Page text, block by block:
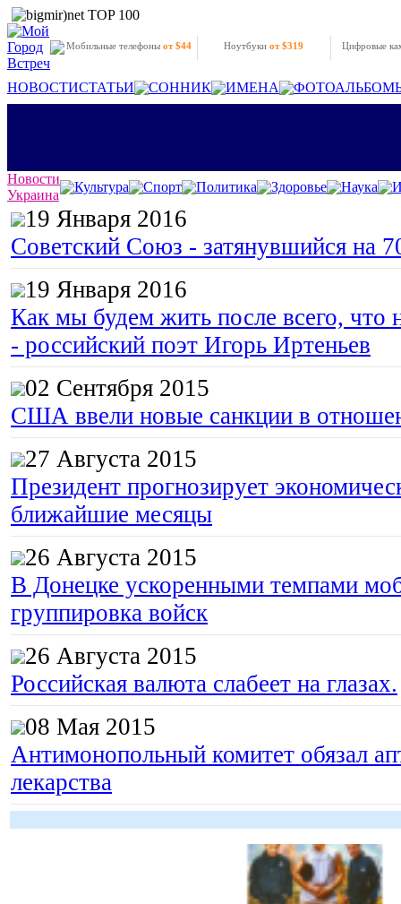
Мобильные телефоны от $44 Ноутбукиот $319 Цифровые
НОВОСТИСТАТЬИ СОННИК ИМЕНА
Новости
Украина
Культура Спорт Политика Здоровье Наука
19 Января 2016
Советский Союз - затянувшийся на
19 Января 2016
Как мы будем жить после всего, что
- российский поэт Игорь Иртеньев
02 Сентября 2015
США ввели новые санкции в
27 Августа 2015
Президент прогнозирует
ближайшие месяцы
26 Августа 2015
В Донецке ускоренными темпами
группировка войск
26 Августа 2015
Российская валюта слабеет на глазах.
08 Мая 2015
Антимонопольный комитет обязал
лекарства